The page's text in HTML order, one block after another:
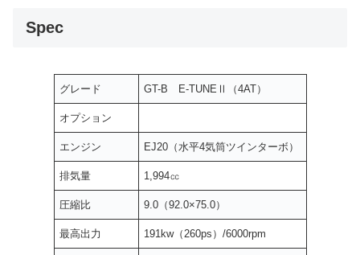
Spec
グレード GT-B E-TUNEⅡ（4AT）
オプション
エンジン EJ20（水平4気筒ツインターボ）
排気量 1,994㏄
圧縮比 9.0（92.0×75.0）
最高出力 191kw（260ps）/6000rpm